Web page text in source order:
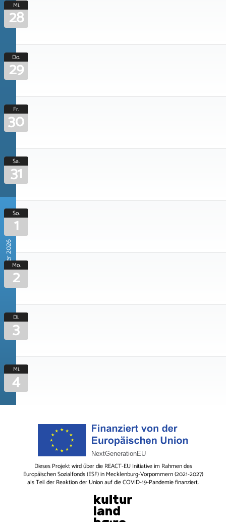
Mi.
28
Do.
29
Fr.
30
Sa.
31
November 2026
So.
1
Mo.
2
Di.
3
Mi.
4
Dieses Projekt wird über die REACT-EU Initiative im Rahmen des
Europäischen Sozialfonds (ESF) in Mecklenburg-Vorpommern (2021-2027)
als Teil der Reaktion der Union auf die COVID-19-Pandemie finanziert.